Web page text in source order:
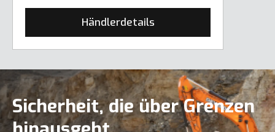
Händlerdetails
Sicherheit, die über Grenzen